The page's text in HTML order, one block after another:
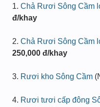
1. Chả Rươi Sông Cầm
đ/khay
2. Chả Rươi Sông Cầm
250,000 đ/khay
3. Rươi kho Sông Cầm
4. Rươi tươi cấp đông